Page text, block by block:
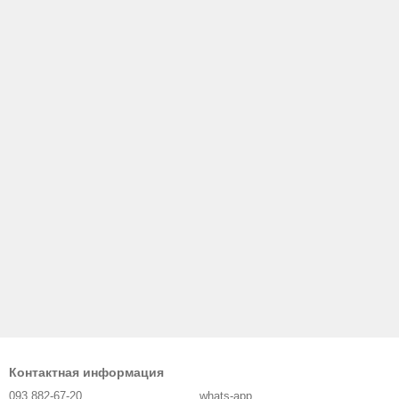
Контактная информация
093 882-67-20 whats-app